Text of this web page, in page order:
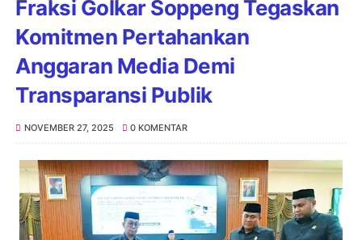
Fraksi Golkar Soppeng Tegaskan
Komitmen Pertahankan
Anggaran Media Demi
Transparansi Publik
NOVEMBER 27, 2025 0 KOMENTAR